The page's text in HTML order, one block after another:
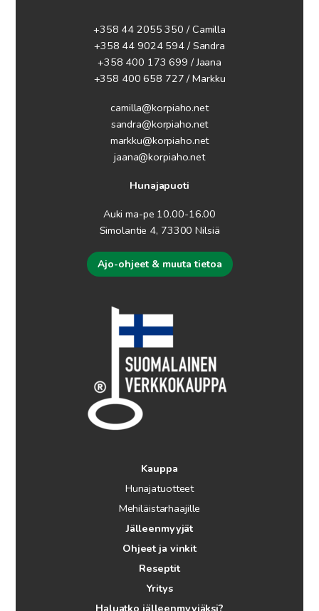
+358 44 2055 350 / Camilla
+358 44 9024 594 / Sandra
+358 400 173 699 / Jaana
+358 400 658 727 / Markku
camilla@korpiaho.net
sandra@korpiaho.net
markku@korpiaho.net
jaana@korpiaho.net
Hunajapuoti
Auki ma-pe 10.00-16.00
Simolantie 4, 73300 Nilsiä
Ajo-ohjeet & muuta tietoa
Kauppa
Hunajatuotteet
Mehiläistarhaajille
Jälleenmyyjät
Ohjeet ja vinkit
Reseptit
Yritys
Haluatko jälleenmyyjäksi?